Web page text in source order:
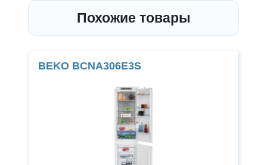
Похожие товары
BEKO BCNA306E3S